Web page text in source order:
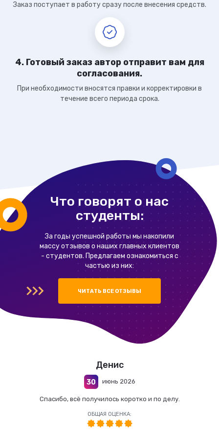
Заказ поступает в работу сразу после внесения средств.
4. Готовый заказ автор отправит вам для
согласования.
При необходимости вносятся правки и корректировки в
течение всего периода срока.
Что говорят о нас
студенты:
За годы успешной работы мы накопили
массу отзывов о наших главных клиентов
- студентов. Предлагаем ознакомиться с
частью из них:
ЧИТАТЬ ВСЕ ОТЗЫВЫ
Денис
30 июнь 2026
Спасибо, всё получилось коротко и по делу.
ОБЩАЯ ОЦЕНКА: